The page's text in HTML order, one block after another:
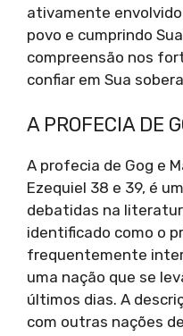
ativamente
povo e cumprindo
compreensão nos
confiar em Sua
A PROFECIA DE
A profecia de Gog e
Ezequiel 38 e 39, é
debatidas na
identificado como o
frequentemente
uma nação que se
últimos dias. A
com outras nações